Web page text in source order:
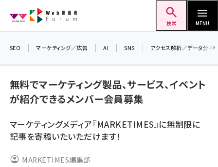
ン
検索 MENU
ai (2799)
note (2308)
SEO マーケティング／広告 AI SNS アクセス解析／データ分析
無料でマーケティング製品、サービス、イベント
が紹介できるメンバー会員募集
マーケティングメディア『MARKETIMES』に無制限に
記事を寄稿いたいただけます！
MARKETIMES編集部
差